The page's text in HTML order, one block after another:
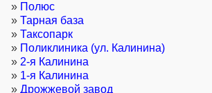
» Полюс
» Тарная база
» Таксопарк
» Поликлиника (ул. Калинина)
» 2-я Калинина
» 1-я Калинина
» Дрожжевой завод